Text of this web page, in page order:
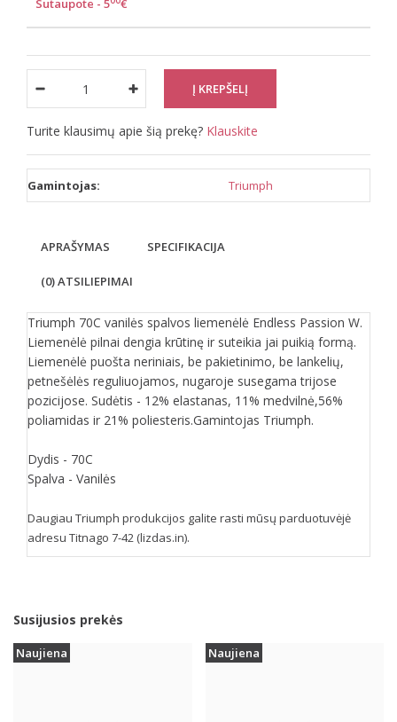
Sutaupote - 5 €
Turite klausimų apie šią prekę? Klauskite
Gamintojas: Triumph
APRAŠYMAS SPECIFIKACIJA
(0) ATSILIEPIMAI
Triumph 70C vanilės spalvos liemenėlė Endless Passion W.
Liemenėlė pilnai dengia krūtinę ir suteikia jai puikią formą.
Liemenėlė puošta neriniais, be pakietinimo, be lankelių,
petnešėlės reguliuojamos, nugaroje susegama trijose
pozicijose. Sudėtis - 12% elastanas, 11% medvilnė,56%
poliamidas ir 21% poliesteris.Gamintojas Triumph.
Dydis - 70C
Spalva - Vanilės
Daugiau Triumph produkcijos galite rasti mūsų parduotuvėjė
adresu Titnago 7-42 (lizdas.in).
Susijusios prekės
Naujiena Naujiena